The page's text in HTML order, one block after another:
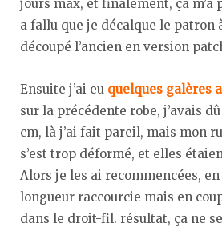
jours max, et finalement, ça m’a
a fallu que je décalque le patron
découpé l’ancien en version
Ensuite j’ai eu quelques galères
sur la précédente robe, j’avais
cm, là j’ai fait pareil, mais mon
s’est trop déformé, et elles
Alors je les ai recommencées,
longueur raccourcie mais en
dans le droit-fil. résultat, ça ne